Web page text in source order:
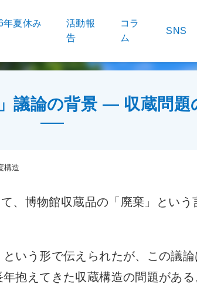
年夏休み
活動報
告
コラ
ム
SNS
議論の背景 ― 収蔵問題
構造
、博物館収蔵品の「廃棄」とい
いう形で伝えられたが、この議
抱えてきた収蔵構造の問題がある